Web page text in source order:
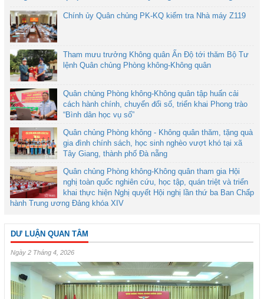
Chính ủy Quân chủng PK-KQ kiểm tra Nhà máy Z119
Tham mưu trưởng Không quân Ấn Độ tới thăm Bộ Tư
lệnh Quân chủng Phòng không-Không quân
Quân chủng Phòng không-Không quân tập huấn cải
cách hành chính, chuyển đổi số, triển khai Phong trào
“Bình dân học vụ số”
Quân chủng Phòng không - Không quân thăm, tặng quà
gia đình chính sách, học sinh nghèo vượt khó tại xã
Tây Giang, thành phố Đà nẵng
Quân chủng Phòng không-Không quân tham gia Hội
nghị toàn quốc nghiên cứu, học tập, quán triệt và triển
khai thực hiện Nghị quyết Hội nghị lần thứ ba Ban Chấp
hành Trung ương Đảng khóa XIV
DƯ LUẬN QUAN TÂM
Ngày 2 Tháng 4, 2026